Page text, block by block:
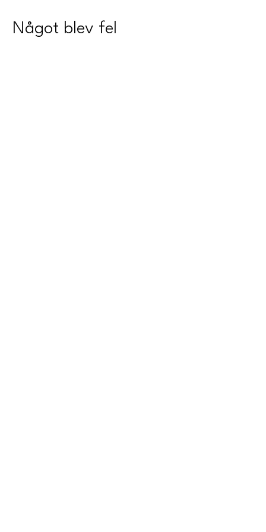
Något blev fel